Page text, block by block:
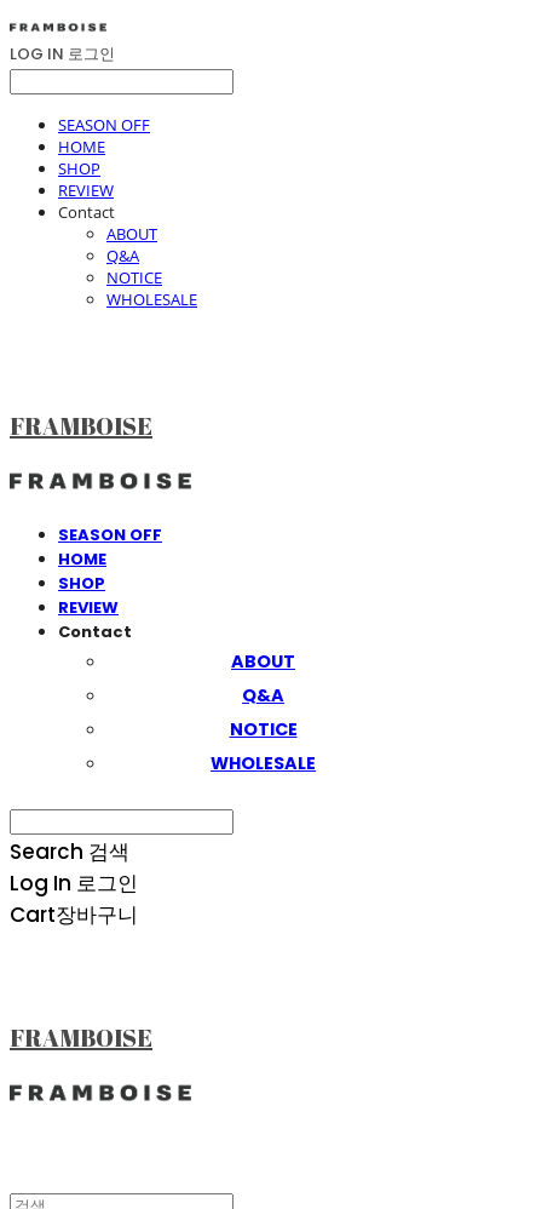
LOG IN 로그인
SEASON OFF
HOME
SHOP
REVIEW
Contact
ABOUT
Q&A
NOTICE
WHOLESALE
FRAMBOISE
SEASON OFF
HOME
SHOP
REVIEW
Contact
ABOUT
Q&A
NOTICE
WHOLESALE
Search 검색
Log In 로그인
Cart장바구니
FRAMBOISE